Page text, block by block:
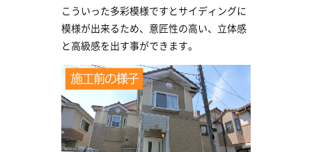
こういった多彩模様ですとサイディングに
模様が出来るため、意匠性の高い、立体感
と高級感を出す事ができます。